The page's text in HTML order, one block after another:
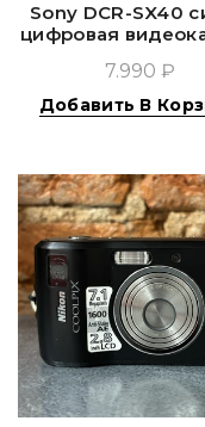
Sony DCR-SX40
цифровая
7.990 ₽
Добавить В